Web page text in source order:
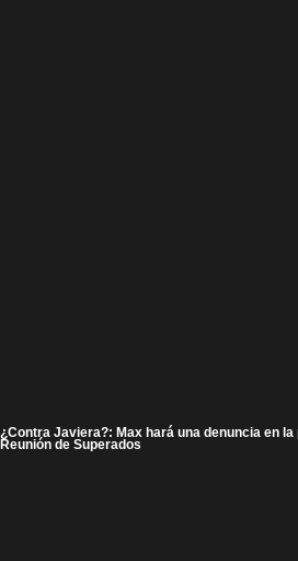
¿Contra Javiera?: Max hará una denuncia en
Reunión de Superados